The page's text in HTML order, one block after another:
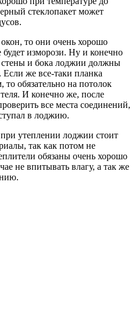
стеклопакет может
то они очень хорошо
изморози. Ну и конечно
стены и бока лоджии должны
же все-таки планка
то обязательно на потолок
И конечно же, после
все места соединений,
в лоджию.
утеплении лоджии стоит
так как потом не
обязаны очень хорошо
не впитывать влагу, а так же